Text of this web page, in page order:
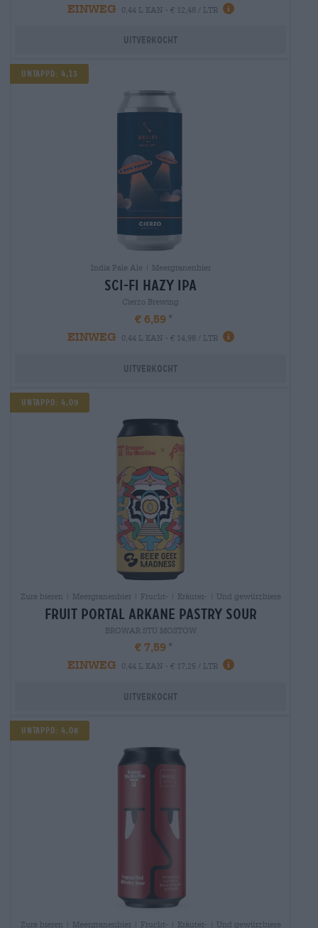
EINWEG
0,44 L KAN - € 12,48 / LTR
Uitverkocht
UNTAPPD: 4,13
India Pale Ale | Meergranenbier
sci-fi hazy ipa
Cierzo Brewing
€ 6,59
EINWEG
0,44 L KAN - € 14,98 / LTR
Uitverkocht
Untappd: 4,09
Zure bieren | Meergranenbier | Frucht- | Kräuter- | Und gewürzbiere
fruit portal arkane pastry sour
BROWAR STU MOSTÓW
€ 7,59
EINWEG
0,44 L KAN - € 17,25 / LTR
Uitverkocht
Untappd: 4,08
Zure bieren | Meergranenbier | Frucht- | Kräuter- | Und gewürzbiere